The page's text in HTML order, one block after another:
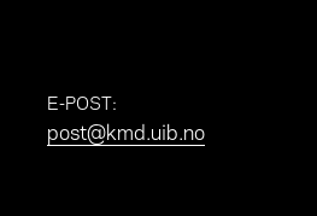
E-POST:
post@kmd.uib.no